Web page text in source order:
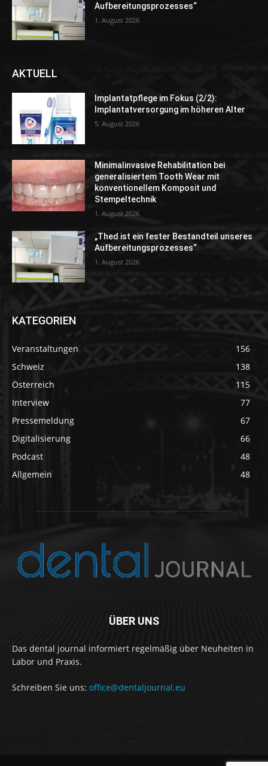
Aufbereitungsprozesses“
1. August 2026
AKTUELL
Implantatpflege im Fokus (2/2):
Implantatversorgung im höheren Alter
5. August 2026
Minimalinvasive Rehabilitation bei
generalisiertem Tooth Wear mit
konventionellem Komposit und
Stempeltechnik
1. August 2026
„Thed ist ein fester Bestandteil unseres
Aufbereitungsprozesses“
1. August 2026
KATEGORIEN
Veranstaltungen
156
Schweiz
138
Österreich
115
Interview
77
Pressemeldung
67
Digitalisierung
66
Podcast
48
Allgemein
48
ÜBER UNS
Das dental journal informiert regelmäßig über Neuheiten in
Labor und Praxis.
Schreiben Sie uns: office@dentaljournal.eu